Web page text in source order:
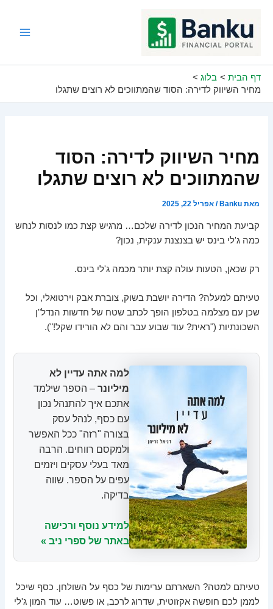
דף הבית
בלוג
מחיר השיווק לדירה: הסוד שהמתווכים לא רוצים שתגלו
מחיר השיווק לדירה: הסוד
שהמתווכים לא רוצים שתגלו
מאתBanku
/אפריל 22, 2025
קביעת המחיר הנכון לדירה שלכם… מרגיש קצת כמו לנסות לנחש
כמה ג'לי בינס יש בצנצנת ענקית, נכון?
רק שכאן, הטעות עולה קצת יותר מכמה ג'לי בינס.
טעיתם למעלה? הדירה יושבת בשוק, צוברת אבק וירטואלי, וכל
שכן עם מצלמה בטלפון הופך לכתב שטח של חדשות הנדל"ן
השכונתיות ("ראית? עוד שבוע עבר והם לא הורידו שקל!").
למה אתה עדיין לא
מיליונר – הספר שילמד
אתכם איך להתנהל נכון
עם כסף, לנהל עסק
בצורה "רזה" ככל האפשר
ולמקסם רווחים. הרבה
מאד בעלי עסקים ויזמים
עפים על הספר. שווה
בדיקה.
למידע נוסף ורכישה
באתר של ספרי ניב »
טעיתם למטה? השארתם ערימות של כסף על השולחן. כסף שיכל
לממן לכם חופשה אקזוטית, שדרוג לרכב, או פשוט… עוד המון ג'לי